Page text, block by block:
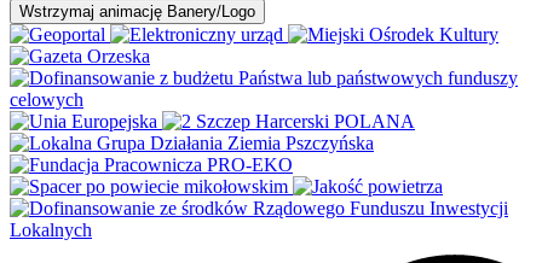
Wstrzymaj animację Banery/Logo